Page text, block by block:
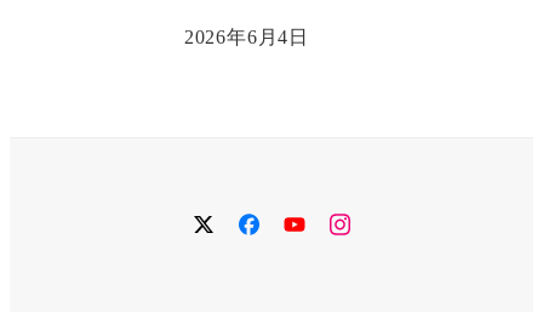
2026年6月4日
twitterfacebook
YouTubeinstagram